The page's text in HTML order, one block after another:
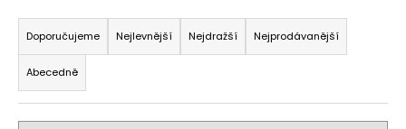
Ř
a
z
e
n
Doporučujeme Nejlevnější Nejdražší Nejprodávanější
Abecedně